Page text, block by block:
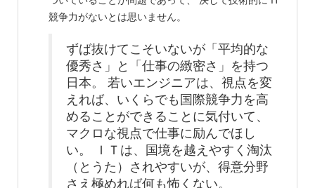
競争力がないとは思いません。
ずば抜けてこそいないが「平均的な
優秀さ」と「仕事の緻密さ」を持つ
日本。 若いエンジニアは、視点を変
えれば、いくらでも国際競争力を高
めることができることに気付いて、
マクロな視点で仕事に励んでほし
い。 ＩＴは、国境を越えやすく淘汰
（とうた）されやすいが、得意分野
さえ極めれば何も怖くない。